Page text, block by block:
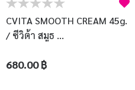
CVITA SMOOTH CREAM 45g.
/ ซีวิต้า สมูธ ...
680.00 ฿